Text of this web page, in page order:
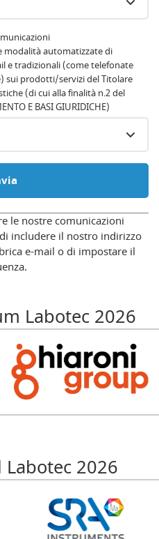
automatizzate di
e tradizionali (come telefonate
sui prodotti/servizi del Titolare
(di cui alla finalità n.2 del
E BASI GIURIDICHE)
le nostre comunicazioni
includere il nostro indirizzo
e-mail o di impostare il
Labotec 2026
2026